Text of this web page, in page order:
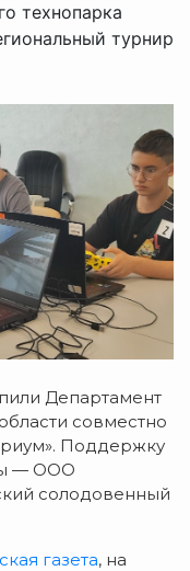
технопарка
турнир
Департамент
совместно
Поддержку
— ООО
солодовенный
газета, на